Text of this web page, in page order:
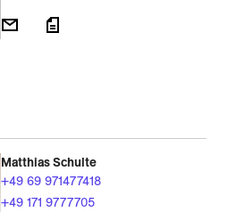
Matthias Schulte
+49 69 971477418
+49 171 9777705